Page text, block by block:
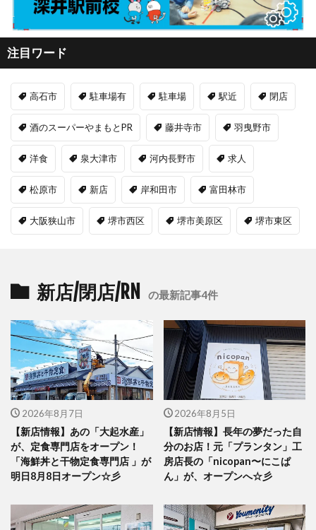
注目ワード
高石市 駐車場有 駐車場 駅近 閉店
酒のスーパーやまもとPR 藤井寺市 羽曳野市
洋食 泉大津市 河内長野市 求人
松原市 新店 岸和田市 富田林市
大阪狭山市 堺市西区 堺市美原区 堺市東区
新店/閉店/RN の最新記事4件
2026年8月7日
【新店情報】あの「大起水産」
が、定食専門店をオープン！
「海鮮丼と干物定食専門店 」が
明日8月8日オープン☆彡
2026年8月5日
【新店情報】長年の夢だった自
分のお店！元「プランタン」工
房店長の「nicopan〜にこぱ
ん」が、オープンへ☆彡